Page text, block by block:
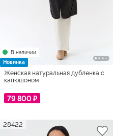
В наличии
Новинка
Женская натуральная дубленка с
капюшоном
79 800 ₽
28422